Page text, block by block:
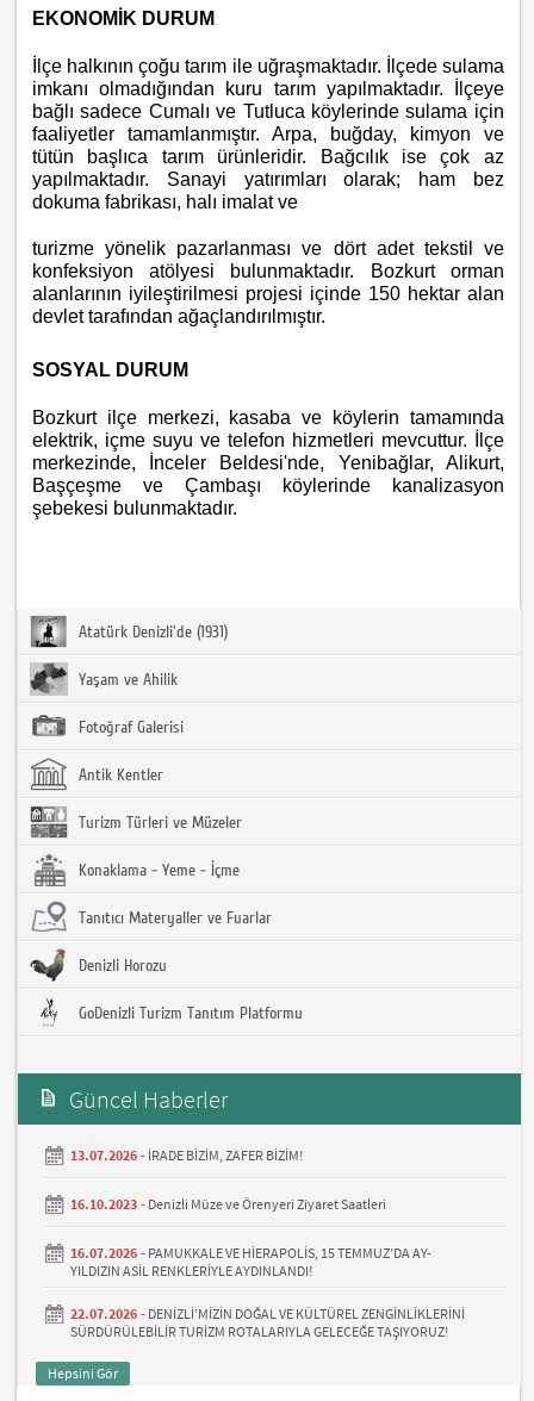
EKONOMİK DURUM
İlçe halkının çoğu tarım ile uğraşmaktadır. İlçede sulama
imkanı olmadığından kuru tarım yapılmaktadır. İlçeye
bağlı sadece Cumalı ve Tutluca köylerinde sulama için
faaliyetler tamamlanmıştır. Arpa, buğday, kimyon ve
tütün başlıca tarım ürünleridir. Bağcılık ise çok az
yapılmaktadır. Sanayi yatırımları olarak; ham bez
dokuma fabrikası, halı imalat ve
turizme yönelik pazarlanması ve dört adet tekstil ve
konfeksiyon atölyesi bulunmaktadır. Bozkurt orman
alanlarının iyileştirilmesi projesi içinde 150 hektar alan
devlet tarafından ağaçlandırılmıştır.
SOSYAL DURUM
Bozkurt ilçe merkezi, kasaba ve köylerin tamamında
elektrik, içme suyu ve telefon hizmetleri mevcuttur. İlçe
merkezinde, İnceler Beldesi'nde, Yenibağlar, Alikurt,
Başçeşme ve Çambaşı köylerinde kanalizasyon
şebekesi bulunmaktadır.
Atatürk Denizli'de (1931)
Yaşam ve Ahilik
Fotoğraf Galerisi
Antik Kentler
Turizm Türleri ve Müzeler
Konaklama - Yeme - İçme
Tanıtıcı Materyaller ve Fuarlar
Denizli Horozu
GoDenizli Turizm Tanıtım Platformu
Güncel Haberler
13.07.2026 - İRADE BİZİM, ZAFER BİZİM!
16.10.2023 - Denizli Müze ve Örenyeri Ziyaret Saatleri
16.07.2026 - PAMUKKALE VE HİERAPOLİS, 15 TEMMUZ’DA AY-
YILDIZIN ASİL RENKLERİYLE AYDINLANDI!
22.07.2026 - DENİZLİ’MİZİN DOĞAL VE KÜLTÜREL ZENGİNLİKLERİNİ
SÜRDÜRÜLEBİLİR TURİZM ROTALARIYLA GELECEĞE TAŞIYORUZ!
Hepsini Gör